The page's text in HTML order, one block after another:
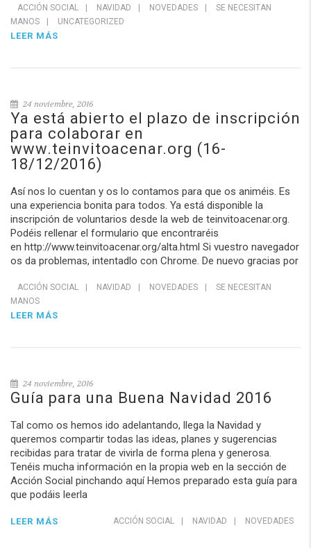
ACCIÓN SOCIAL NAVIDAD NOVEDADES
SE NECESITAN
MANOS
UNCATEGORIZED
LEER MÁS
24 noviembre, 2016
Ya está abierto el plazo de inscripción
para colaborar en
www.teinvitoacenar.org (16-
18/12/2016)
Así nos lo cuentan y os lo contamos para que os animéis. Es
una experiencia bonita para todos. Ya está disponible la
inscripción de voluntarios desde la web de teinvitoacenar.org.
Podéis rellenar el formulario que encontraréis
en http://www.teinvitoacenar.org/alta.html Si vuestro navegador
os da problemas, intentadlo con Chrome. De nuevo gracias por
ACCIÓN SOCIAL NAVIDAD NOVEDADES
SE NECESITAN
MANOS
LEER MÁS
24 noviembre, 2016
Guía para una Buena Navidad 2016
Tal como os hemos ido adelantando, llega la Navidad y
queremos compartir todas las ideas, planes y sugerencias
recibidas para tratar de vivirla de forma plena y generosa.
Tenéis mucha información en la propia web en la sección de
Acción Social pinchando aquí Hemos preparado esta guía para
que podáis leerla
ACCIÓN SOCIAL NAVIDAD NOVEDADES
LEER MÁS